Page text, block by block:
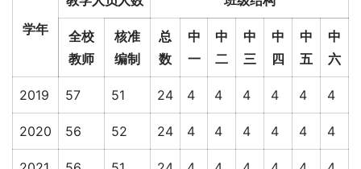
学年
全校
教师
核准
编制
总
数
中
一
中
二
中
三
中
四
中
五
中
六
2019 57 51 24 4 4 4 4 4 4
2020 56 52 24 4 4 4 4 4 4